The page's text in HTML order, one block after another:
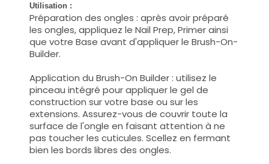
Utilisation :
Préparation des ongles : après avoir préparé
les ongles, appliquez le Nail Prep, Primer ainsi
que votre Base avant d'appliquer le Brush-On-
Builder.
Application du Brush-On Builder : utilisez le
pinceau intégré pour appliquer le gel de
construction sur votre base ou sur les
extensions. Assurez-vous de couvrir toute la
surface de l'ongle en faisant attention à ne
pas toucher les cuticules. Scellez en fermant
bien les bords libres des ongles.